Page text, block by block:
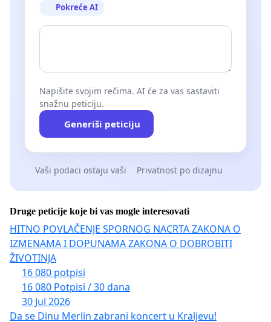
Pokreće AI
Napišite svojim rečima. AI će za vas sastaviti
snažnu peticiju.
Generiši peticiju
Vaši podaci ostaju vaši Privatnost po dizajnu
Druge peticije koje bi vas mogle interesovati
HITNO POVLAČENJE SPORNOG NACRTA ZAKONA O
IZMENAMA I DOPUNAMA ZAKONA O DOBROBITI
ŽIVOTINJA
16 080 potpisi
16 080 Potpisi / 30 dana
30 Jul 2026
Da se Dinu Merlin zabrani koncert u Kraljevu!